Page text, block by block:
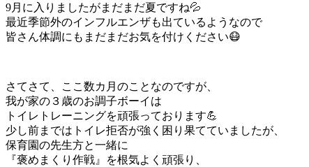
9月に入りましたがまだまだ夏ですね💦
最近季節外のインフルエンザも出ているようなので
皆さん体調にもまだまだお気を付けください😷
さてさて、ここ数カ月のことなのですが、
我が家の３歳のお調子ボーイは
トイレトレーニングを頑張っております💪
少し前まではトイレ拒否が強く困り果てていましたが、
保育園の先生方と一緒に
『褒めまくり作戦』を根気よく頑張り、